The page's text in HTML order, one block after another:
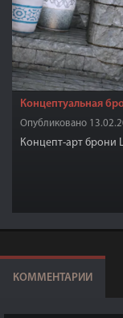
Концептуальная
Опубликовано
Концепт-арт брони
КОММЕНТАРИИ